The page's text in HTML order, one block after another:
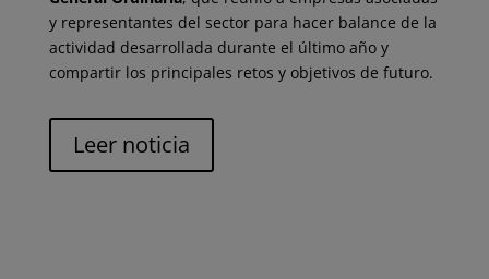
y representantes del sector para hacer balance de la
actividad desarrollada durante el último año y
compartir los principales retos y objetivos de futuro.
Leer noticia